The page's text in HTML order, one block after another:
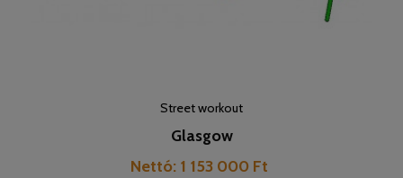
Street workout
Glasgow
Pret
Nettó: 1 153 000 Ft